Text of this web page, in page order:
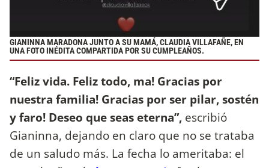
GIANINNA MARADONA JUNTO A SU MAMÁ, CLAUDIA VILLAFAÑE, EN
UNA FOTO INÉDITA COMPARTIDA POR SU CUMPLEAÑOS.
“Feliz vida. Feliz todo, ma! Gracias por
nuestra familia! Gracias por ser pilar, sostén
y faro! Deseo que seas eterna”, escribió
Gianinna, dejando en claro que no se trataba
de un saludo más. La fecha lo ameritaba: el